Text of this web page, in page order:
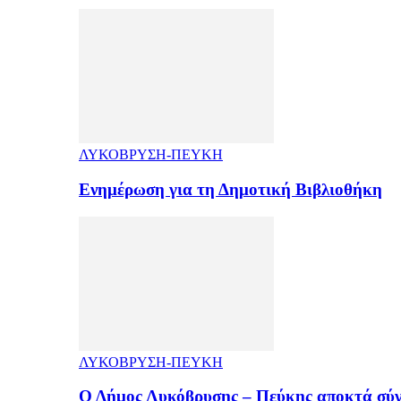
ΛΥΚΟΒΡΥΣΗ-ΠΕΥΚΗ
Ενημέρωση για τη Δημοτική Βιβλιοθήκη
ΛΥΚΟΒΡΥΣΗ-ΠΕΥΚΗ
Ο Δήμος Λυκόβρυσης – Πεύκης αποκτά